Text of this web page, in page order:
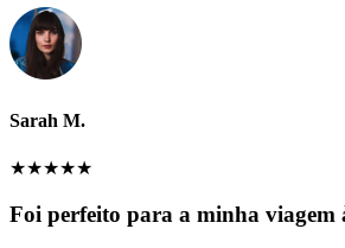
Sarah M.
★★★★★
Foi perfeito para a minha viagem